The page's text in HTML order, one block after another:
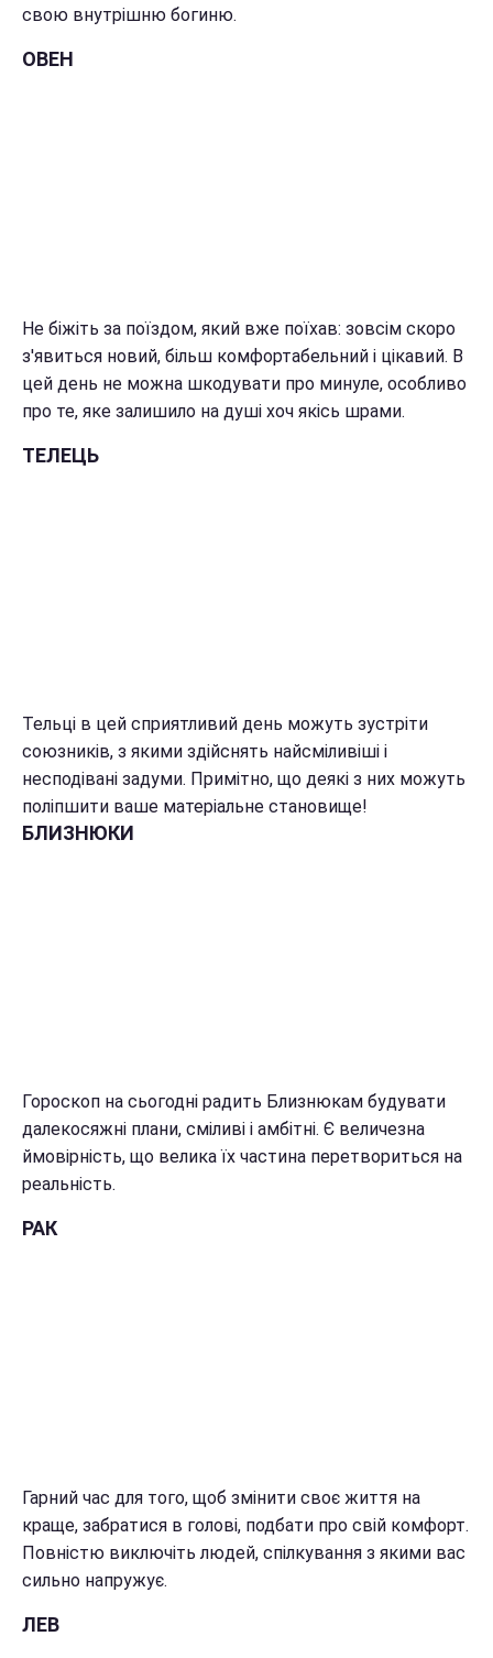
свою внутрішню богиню.
ОВЕН
Не біжіть за поїздом, який вже поїхав: зовсім скоро
з'явиться новий, більш комфортабельний і цікавий. В
цей день не можна шкодувати про минуле, особливо
про те, яке залишило на душі хоч якісь шрами.
ТЕЛЕЦЬ
Тельці в цей сприятливий день можуть зустріти
союзників, з якими здійснять найсміливіші і
несподівані задуми. Примітно, що деякі з них можуть
поліпшити ваше матеріальне становище!
БЛИЗНЮКИ
Гороскоп на сьогодні радить Близнюкам будувати
далекосяжні плани, сміливі і амбітні. Є величезна
ймовірність, що велика їх частина перетвориться на
реальність.
РАК
Гарний час для того, щоб змінити своє життя на
краще, забратися в голові, подбати про свій комфорт.
Повністю виключіть людей, спілкування з якими вас
сильно напружує.
ЛЕВ